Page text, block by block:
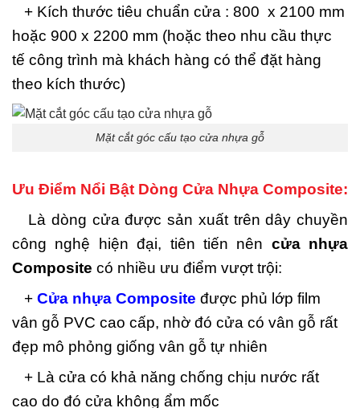
+ Kích thước tiêu chuẩn cửa : 800 x 2100 mm
hoặc 900 x 2200 mm (hoặc theo nhu cầu thực
tế công trình mà khách hàng có thể đặt hàng
theo kích thước)
Mặt cắt góc cấu tạo cửa nhựa gỗ
Ưu Điểm Nổi Bật Dòng Cửa Nhựa Composite:
Là dòng cửa được sản xuất trên dây chuyền
công nghệ hiện đại, tiên tiến nên cửa nhựa
Composite có nhiều ưu điểm vượt trội:
+ Cửa nhựa Composite được phủ lớp film
vân gỗ PVC cao cấp, nhờ đó cửa có vân gỗ rất
đẹp mô phỏng giống vân gỗ tự nhiên
+ Là cửa có khả năng chống chịu nước rất
cao do đó cửa không ẩm mốc